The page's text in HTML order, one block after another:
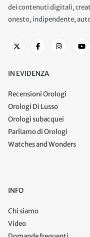
dei contenuti digitali,
onesto, indipendente,
IN EVIDENZA
Recensioni Orologi
Orologi Di Lusso
Orologi subacquei
Parliamo di Orologi
Watches and Wonders
INFO
Chi siamo
Video